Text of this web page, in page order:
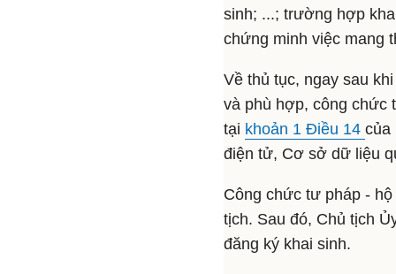
sinh; ...; trường hợp
chứng minh việc mang
Về thủ tục, ngay sau
và phù hợp, công chức
tại khoản 1 Điều 14 của
điện tử, Cơ sở dữ liệu
Công chức tư pháp -
tịch. Sau đó, Chủ tịch
đăng ký khai sinh.